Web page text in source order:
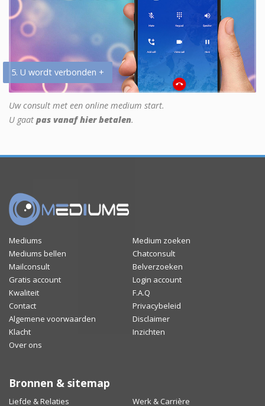
5. U wordt verbonden +
Uw consult met een online medium start.
U gaat pas vanaf hier betalen.
Mediums
Medium zoeken
Mediums bellen
Chatconsult
Mailconsult
Belverzoeken
Gratis account
Login account
Kwaliteit
F.A.Q
Contact
Privacybeleid
Algemene voorwaarden
Disclaimer
Klacht
Inzichten
Over ons
Bronnen & sitemap
Liefde & Relaties Werk & Carrière